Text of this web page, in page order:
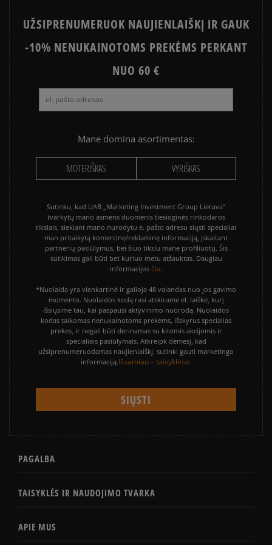
UŽSIPRENUMERUOK NAUJIENLAIŠKĮ IR GAUK
-10% NENUKAINOTOMS PREKĖMS PERKANT
NUO 60 €
Mane domina asortimentas:
MOTERIŠKAS VYRIŠKAS
Sutinku, kad UAB „Marketing Investment Group Lietuva“
tvarkytų mano asmens duomenis tiesioginės rinkodaros
tikslais, siekiant mano nurodytu e. pašto adresu siųsti specialiai
man pritaikytą komercinę/reklaminę informaciją, įskaitant
partnerių pasiūlymus, bei šiuo tikslu mane profiliuotų. Šis
sutikimas gali būti bet kuriuo metu atšauktas. Daugiau
informacijos čia.
*Nuolaida yra vienkartinė ir galioja 48 valandas nuo jos gavimo
momento. Nuolaidos kodą rasi atskirame el. laiške, kurį
išsiųsime tau, kai paspausi aktyvinimo nuorodą. Nuolaidos
kodas taikomas nenukainotoms prekėms, išskyrus specialias
prekes, ir negali būti derinamas su kitomis akcijomis ir
specialiais pasiūlymais. Atkreipk dėmesį, kad
užsiprenumeruodamas naujienlaiškį, sutinki gauti marketingo
informaciją.Išsamiau – taisyklėse.
PAGALBA
TAISYKLĖS IR NAUDOJIMO TVARKA
APIE MUS